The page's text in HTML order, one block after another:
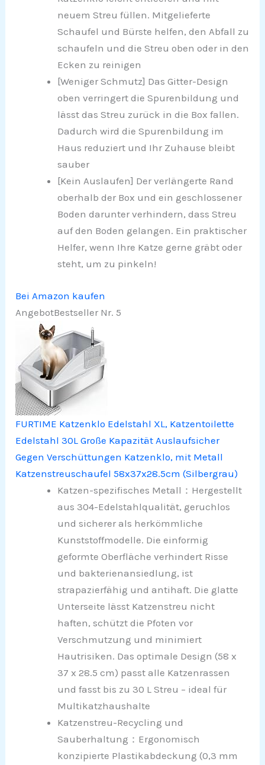
neuem Streu füllen. Mitgelieferte
Schaufel und Bürste helfen, den Abfall zu
schaufeln und die Streu oben oder in den
Ecken zu reinigen
[Weniger Schmutz] Das Gitter-Design
oben verringert die Spurenbildung und
lässt das Streu zurück in die Box fallen.
Dadurch wird die Spurenbildung im
Haus reduziert und Ihr Zuhause bleibt
sauber
[Kein Auslaufen] Der verlängerte Rand
oberhalb der Box und ein geschlossener
Boden darunter verhindern, dass Streu
auf den Boden gelangen. Ein praktischer
Helfer, wenn Ihre Katze gerne gräbt oder
steht, um zu pinkeln!
Bei Amazon kaufen
AngebotBestseller Nr. 5
FURTIME Katzenklo Edelstahl XL, Katzentoilette
Edelstahl 30L Große Kapazität Auslaufsicher
Gegen Verschüttungen Katzenklo, mit Metall
Katzenstreuschaufel 58x37x28.5cm (Silbergrau)
Katzen-spezifisches Metall：Hergestellt
aus 304-Edelstahlqualität, geruchlos
und sicherer als herkömmliche
Kunststoffmodelle. Die einformig
geformte Oberfläche verhindert Risse
und bakterienansiedlung, ist
strapazierfähig und antihaft. Die glatte
Unterseite lässt Katzenstreu nicht
haften, schützt die Pfoten vor
Verschmutzung und minimiert
Hautrisiken. Das optimale Design (58 x
37 x 28.5 cm) passt alle Katzenrassen
und fasst bis zu 30 L Streu – ideal für
Multikatzhaushalte
Katzenstreu-Recycling und
Sauberhaltung：Ergonomisch
konzipierte Plastikabdeckung (0,3 mm